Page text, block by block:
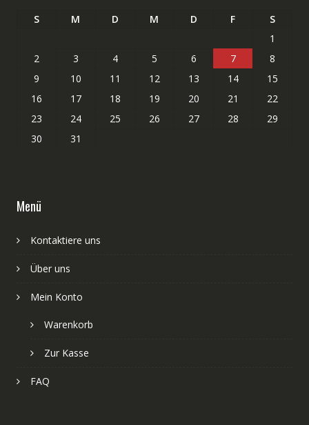
S M D M D F
S
1
2
3 4 5 6 7
8
9
10 11 12 13 14
15
16
17 18 19 20 21
22
23
24 25 26 27 28
29
30
31
Menü
Kontaktiere uns
Über uns
Mein Konto
Warenkorb
Zur Kasse
FAQ